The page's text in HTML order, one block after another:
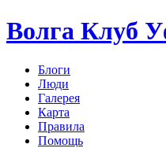
Волга Клуб
Блоги
Люди
Галерея
Карта
Правила
Помощь